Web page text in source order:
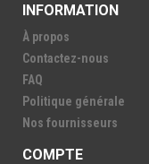
INFORMATION
À propos
Contactez-nous
FAQ
Politique générale
Nos fournisseurs
COMPTE